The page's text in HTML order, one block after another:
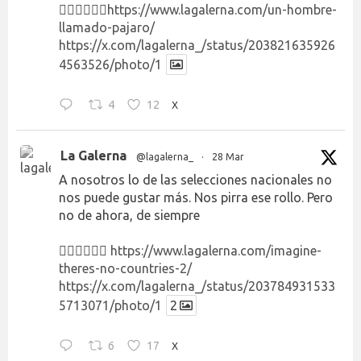
👉🏻👉🏻👉🏻 https://www.lagalerna.com/un-hombre-
llamado-pajaro/
https://x.com/lagalerna_/status/203821635926
4563526/photo/1
4 12 X
La Galerna @lagalerna_ · 28 Mar
A nosotros lo de las selecciones nacionales no
nos puede gustar más. Nos pirra ese rollo. Pero
no de ahora, de siempre
👉🏻👉🏻👉🏻 https://www.lagalerna.com/imagine-
theres-no-countries-2/
https://x.com/lagalerna_/status/203784931533
5713071/photo/1
2
6 17 X